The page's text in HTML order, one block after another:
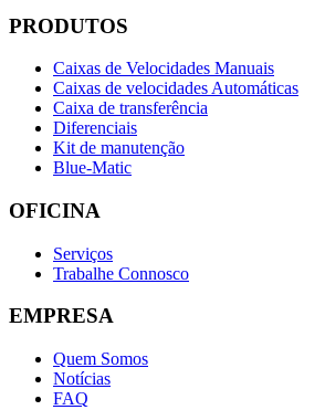
PRODUTOS
Caixas de Velocidades Manuais
Caixas de velocidades Automáticas
Caixa de transferência
Diferenciais
Kit de manutenção
Blue-Matic
OFICINA
Serviços
Trabalhe Connosco
EMPRESA
Quem Somos
Notícias
FAQ